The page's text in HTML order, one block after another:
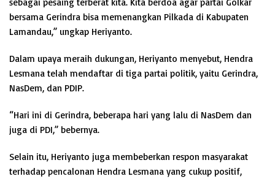
bersama Gerindra bisa memenangkan Pilkada di Kabupaten
Lamandau,” ungkap Heriyanto.
Dalam upaya meraih dukungan, Heriyanto menyebut, Hendra
Lesmana telah mendaftar di tiga partai politik, yaitu Gerindra,
NasDem, dan PDIP.
“Hari ini di Gerindra, beberapa hari yang lalu di NasDem dan
juga di PDI,” bebernya.
Selain itu, Heriyanto juga membeberkan respon masyarakat
terhadap pencalonan Hendra Lesmana yang cukup positif,